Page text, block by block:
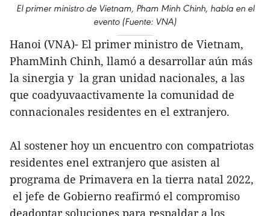
El primer ministro de Vietnam, Pham Minh Chinh, habla en el
evento (Fuente: VNA)
Hanoi (VNA)- El primer ministro de Vietnam,
PhamMinh Chinh, llamó a desarrollar aún más
la sinergia y la gran unidad nacionales, a las
que coadyuvaactivamente la comunidad de
connacionales residentes en el extranjero.
Al sostener hoy un encuentro con compatriotas
residentes enel extranjero que asisten al
programa de Primavera en la tierra natal 2022,
el jefe de Gobierno reafirmó el compromiso
deadoptar soluciones para respaldar a los